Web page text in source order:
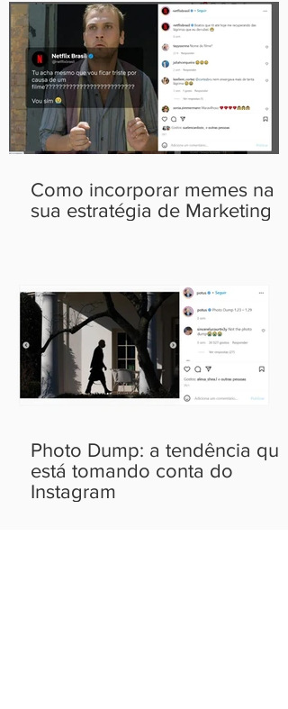
Como incorporar memes na
sua estratégia de Marketing
Photo Dump: a tendência que
está tomando conta do
Instagram